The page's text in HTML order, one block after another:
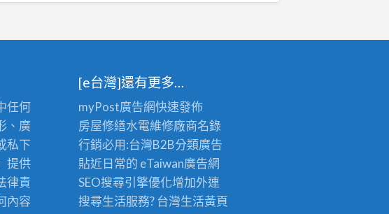
任何
、廣
私下
提供
律責
內容
[e台灣]還有更多…
myPost廣告網快速發佈
房屋修繕水電維修廠商名錄
行銷必用:台灣B2B分類廣告
貼近日常的 eTaiwan廣告網
SEO搜尋引擎優化增加外連
搜尋生活服務? 台灣生活黃頁